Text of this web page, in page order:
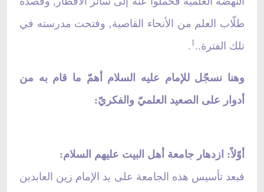
طلّاب العلم من الأنحاء القاصية, وفتحت مدرسته في
تلك الفترة..1
.
وهنا نسجّل للإمام عليه السلام أهمّ ما قام به من
أدوار على الصعيد العلميّ والفكريّ:
أوّلاً: ازدهار جامعة أهل البيت عليهم السلام:
فبعد تأسيس هذه الجامعة على يد الإمام زين العابدين